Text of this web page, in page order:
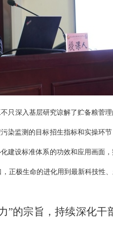
只深入基层研究谅解了贮备粮菅
染监测的目标招生指标和实操环
建设标准体系的功效和应用画面
正极生命的进化用到最新科技性
”的宗旨，持续深化